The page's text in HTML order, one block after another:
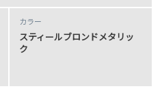
カラー
スティールブロンドメタリッ
ク